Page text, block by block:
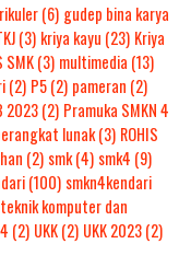
(6) gudep bina karya
(3) kriya kayu (23) Kriya
SMK(3) multimedia (13)
(2) P5(2) pameran (2)
2023(2) Pramuka SMKN 4
lunak(3) ROHIS
(2) smk(4) smk4 (9)
(100) smkn4kendari
teknik komputer dan
(2) UKK(2) UKK 2023(2)